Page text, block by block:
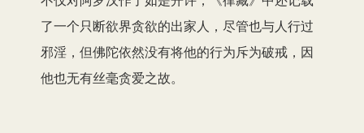
了一个只断欲界贪欲的出家人，尽管也与人行过
邪淫，但佛陀依然没有将他的行为斥为破戒，因
他也无有丝毫贪爱之故。